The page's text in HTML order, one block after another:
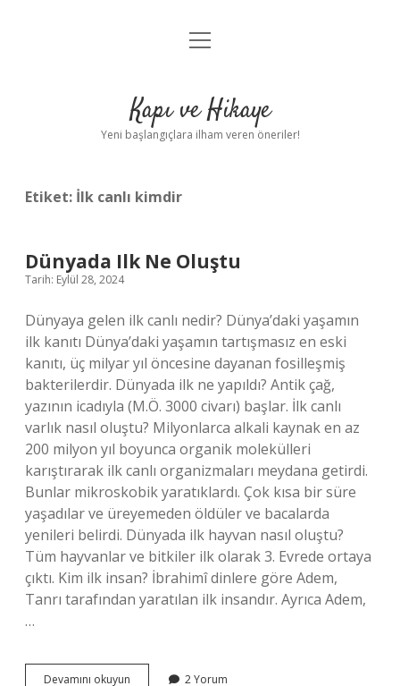
Anasayfa
Yasal Uyarı
menüyü
Kapı ve Hikaye
Yeni başlangıçlara ilham veren öneriler!
Etiket: İlk canlı kimdir
Dünyada Ilk Ne Oluştu
Tarih: Eylül 28, 2024
Dünyaya gelen ilk canlı nedir? Dünya’daki yaşamın
ilk kanıtı Dünya’daki yaşamın tartışmasız en eski
kanıtı, üç milyar yıl öncesine dayanan fosilleşmiş
bakterilerdir. Dünyada ilk ne yapıldı? Antik çağ,
yazının icadıyla (M.Ö. 3000 civarı) başlar. İlk canlı
varlık nasıl oluştu? Milyonlarca alkali kaynak en az
200 milyon yıl boyunca organik molekülleri
karıştırarak ilk canlı organizmaları meydana getirdi.
Bunlar mikroskobik yaratıklardı. Çok kısa bir süre
yaşadılar ve üreyemeden öldüler ve bacalarda
yenileri belirdi. Dünyada ilk hayvan nasıl oluştu?
Tüm hayvanlar ve bitkiler ilk olarak 3. Evrede ortaya
çıktı. Kim ilk insan? İbrahimî dinlere göre Adem,
Tanrı tarafından yaratılan ilk insandır. Ayrıca Adem,
…
Devamını okuyun Dünyada
2 Yorum